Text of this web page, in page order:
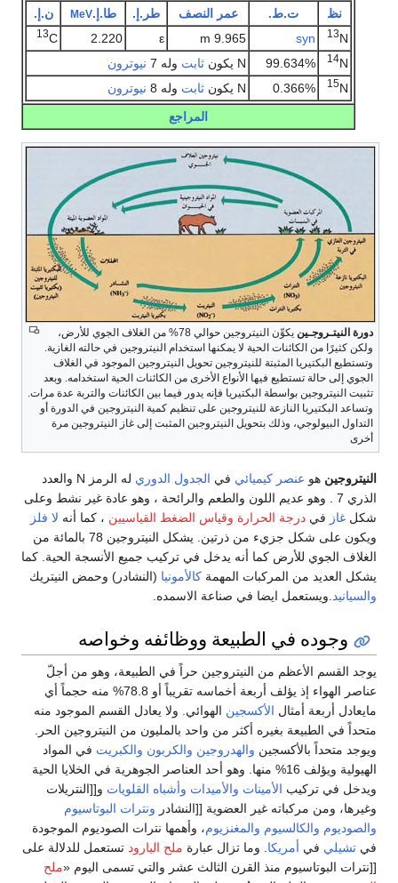
نظ
ت.ط. عمر النصف طر.إ. طا.إ.MeV ن.إ.
13N
syn
9.965 m
ε
2.220
13C
14N
99.634% N يكون ثابت وله 7 نيوترون
15N
0.366% N يكون ثابت وله 8
نيوترون
المراجع
دورة النيتـروجـين
يكوِّن النيتروجين حوالي 78% من الغلاف الجوي للأرض،
ولكن كثيرًا من الكائنات الحية لا يمكنها استخدام النيتروجين في حالته الغازية.
وتستطيع البكتيريا المثبتة للنيتروجين تحويل النيتروجين الموجود في الغلاف
الجوي إلى حالة تستطيع فيها الأنواع الأخرى من الكائنات الحية استخدامه. وبعد
تثبيت النيتروجين بواسطة البكتيريا فإنه يدور فيما بين الكائنات والتربة عدة مرات.
وتساعد البكتيريا النازعة للنيتروجين على تنظيم كمية النيتروجين في الدورة أو
التداول البيولوجي، وذلك بتحويل النيتروجين المثبت إلى غاز النيتروجين مرة
أخرى
النيتروجين هو عنصر كيميائي في الجدول الدوري
له الرمز N والعدد
الذري 7 . وهو عديم اللون والطعم والرائحة ، وهو عادة غير نشط وعلى
شكل غاز في درجة الحرارة وقياس الضغط القياسيين ، كما أنه لا فلز
ويكون على شكل جزيء من ذرتين. يشكل النيتروجين 78 بالمائة من
الغلاف الجوي للأرض كما أنه يدخل في تركيب جميع الأنسجة الحية. كما
يشكل العديد من المركبات المهمة كالأمونيا (النشادر) وحمض النيتريك
والسيانيد.ويستعمل ايضا في صناعة الاسمده.
وجوده في الطبيعة ووظائفه وخواصه
يوجد القسم الأعظم من النيتروجين حراً في الطبيعة، وهو من أجلّ
عناصر الهواء إذ يؤلف أربعة أخماسه تقريباً أو 78.8% منه حجماً أي
مايعادل أربعة أمثال الأكسجين الهوائي. ولا يعادل القسم الموجود منه
متحداً في الطبيعة بغيره أكثر من واحد بالمليون من النيتروجين الحر.
ويوجد متحداً بالأكسجين والهدروجين والكربون والكبريت في المواد
الهيولية ويؤلف 16% منها. وهو أحد العناصر الجوهرية في الخلايا الحية
ويدخل في تركيب الأمينات والأميدات وأشباه القلويات و[[النتريلات
وغيرها، ومن مركباته غير العضوية [[النشادر ونترات البوتاسيوم
والصوديوم والكالسيوم والمغنزيوم، وأهمها نترات الصوديوم الموجودة
في تشيلي في أمريكا . وما تزال عبارة ملح البارود تستعمل للدلالة على
[[نترات البوتاسيوم منذ القرن الثالث عشر والتي تسمى اليوم «ملح